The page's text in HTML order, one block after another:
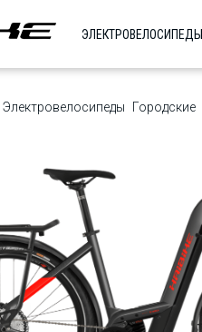
ЭЛЕКТРОВЕЛОСИПЕДЫ
Электровелосипеды Городские